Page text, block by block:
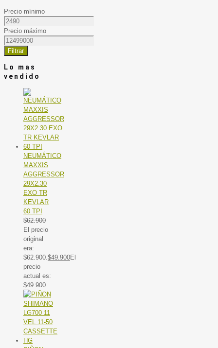
Precio mínimo
Precio máximo
Filtrar
Lo mas
vendido
NEUMÁTICO
MAXXIS
AGGRESSOR
29X2.30
EXO TR
KEVLAR
60 TPI
$62.900
El precio
original
era:
$62.900.$49.900El
precio
actual es:
$49.900.